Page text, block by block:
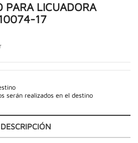
PARA LICUADORA
17
serán realizados en el destino
DESCRIPCIÓN